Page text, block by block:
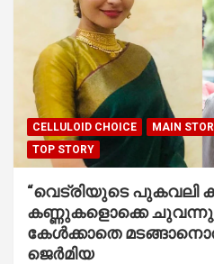
CELLULOID CHOICE MAIN
TOP STORY
“വെട്രിയുടെ പുകവലി
കണ്ണുകളൊക്കെ
കേൾക്കാതെ
ജെർമിയ